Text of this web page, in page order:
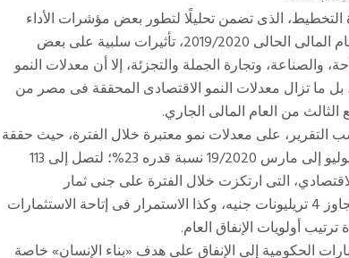
التخطيط، الذى تضمن تحليلًا لتطور بعض مؤشرات الأداء
الاقتصادى والاجتماعى خلال الربع الثالث من العام المالى الحالى 2019/2020، تأثيرات سلبية على بعض
والصناعة، وتجارة الجملة والتجزئة، إلا أن معدلات النمو
بل ما تزال معدلات النمو الاقتصادى المحققة فى مصر من
من العام المالى الجاري.
على معدلات نمو معتبرة خلال الفترة، حيث حققة
الاستثمارات الحكومية المنفذة خلال الفترة من يوليو إلى مارس 19/2020 نسبة قدره 23%؛ لتصل إلى 113
التى ارتكزت خلال الفترة على جنى ثمار
الاستثمارات، التى قامت الدولة بتنفيذها، التى تتجاوز 4 تريليونات جنيه، وكذا الاستمرار فى إتاحة الاستثمارات
أولويات الإنفاق العام.
الحكومة 27% من الاستثمارات الحكومية إلى الإنفاق على هدف «بناء الإنسان» خاصة